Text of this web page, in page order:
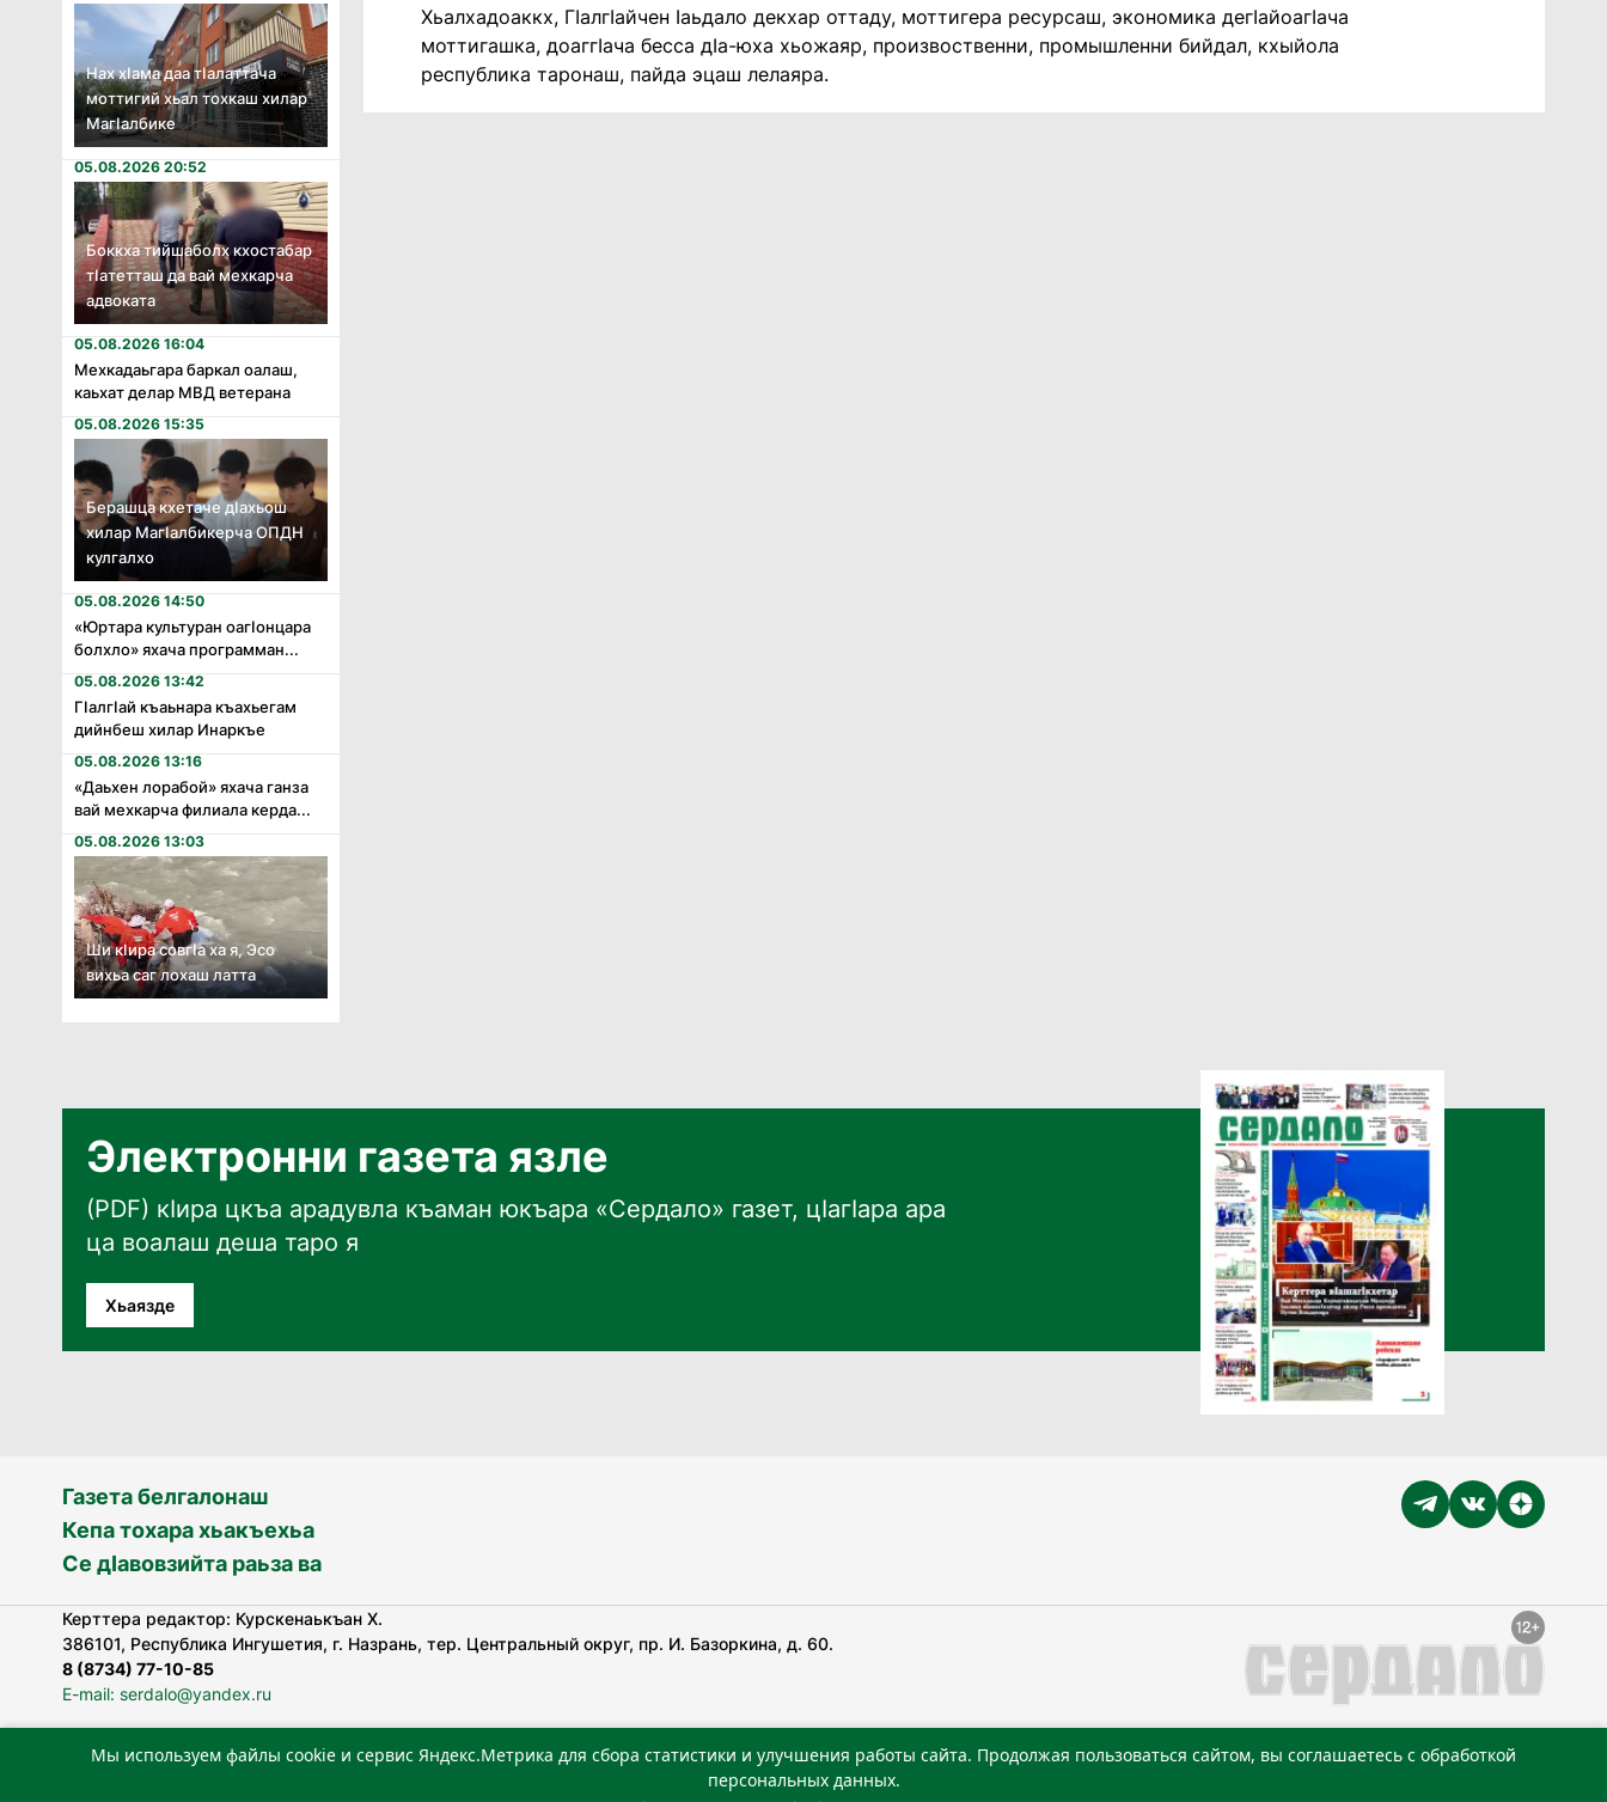
Нах хӏама даа тӏалаттача
моттигий хьал тохкаш хилар
Магӏалбике
05.08.2026 20:52
Боккха тийшаболх кхостабар
тӏатетташ да вай мехкарча
адвоката
05.08.2026 16:04
Мехкадаьгара баркал оалаш,
каьхат делар МВД ветерана
05.08.2026 15:35
Берашца кхетаче дӏахьош
хилар Магӏалбикерча ОПДН
кулгалхо
05.08.2026 14:50
«Юртара культуран оагӏонцара
болхло» яхача программан...
05.08.2026 13:42
Гӏалгӏай къаьнара къахьегам
дийнбеш хилар Инаркъе
05.08.2026 13:16
«Даьхен лорабой» яхача ганза
вай мехкарча филиала керда...
05.08.2026 13:03
Ши кӏира совгӏа ха я, Эсо
вихьа саг лохаш латта
Хьалхадоаккх, ГIалгIайчен Iаьдало декхар оттаду, моттигера ресурсаш, экономика дегIайоагIача
моттигашка, доаггIача бесса дIа-юха хьожаяр, произвоственни, промышленни бийдал, кхыйола
республика таронаш, пайда эцаш лелаяра.
Электронни газета язле
(PDF) кӀира цкъа арадувла къаман юкъара «Сердало» газет, цӀагӀара ара
ца воалаш деша таро я
Хьаязде
Газета белгалонаш
Кепа тохара хьакъехьа
Се дӀавовзийта раьза ва
Керттера редактор: Курскенаькъан Х.
386101, Республика Ингушетия, г. Назрань, тер. Центральный округ, пр. И. Базоркина, д. 60.
8 (8734) 77-10-85
E-mail: serdalo@yandex.ru
«Сердало» газета арадувлар чIоагIдаьд бувзамеи, хоам беча гIирсаштеи, цар дуккхача тайпаштеи тIахьожам
Мы используем файлы cookie и сервис Яндекс.Метрика для сбора статистики и улучшения работы сайта. Продолжая пользоваться сайтом, вы соглашаетесь с обработкой
персональных данных.